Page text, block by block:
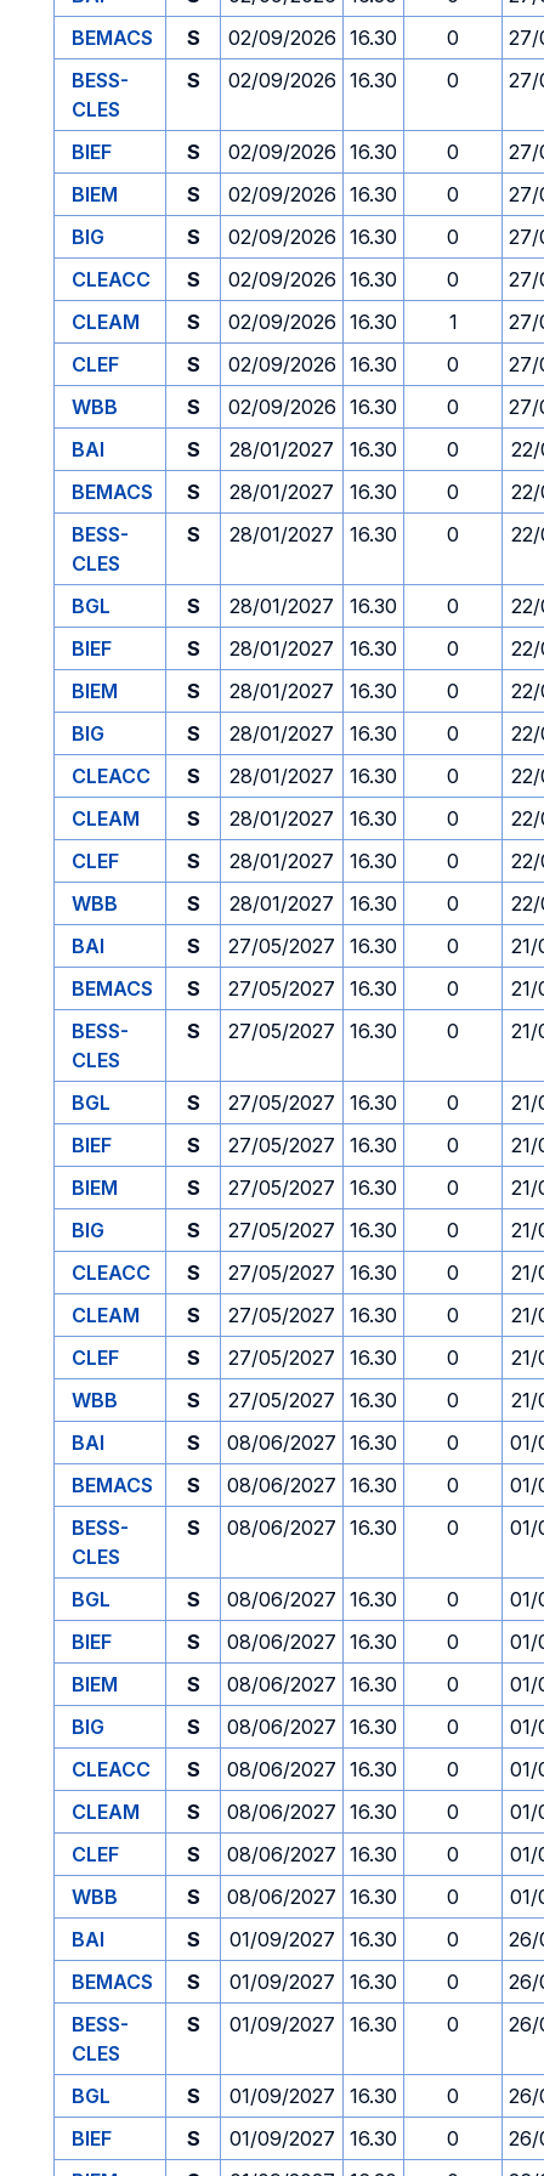
BEMACS
S 02/09/2026 16.30 0
27/
BESS-
CLES
S 02/09/2026 16.30 0 27/
BIEF S 02/09/2026 16.30 0
27/
BIEM
S 02/09/2026 16.30 0
27/
BIG
S 02/09/2026 16.30 0
27/
CLEACC
S 02/09/2026 16.30 0
27/
CLEAM
S 02/09/2026 16.30 1
27/
CLEF
S 02/09/2026 16.30 0
27/
WBB
S 02/09/2026 16.30 0
27/
BAI
S 28/01/2027 16.30 0
BEMACS
S 28/01/2027 16.30 0
BESS-
CLES
S 28/01/2027 16.30 0
BGL S 28/01/2027 16.30 0
BIEF
S 28/01/2027 16.30 0
BIEM
S 28/01/2027 16.30 0
BIG
S 28/01/2027 16.30 0
CLEACC
S 28/01/2027 16.30 0
CLEAM
S 28/01/2027 16.30 0
CLEF
S 28/01/2027 16.30 0
WBB
S 28/01/2027 16.30 0
BAI
S 27/05/2027 16.30 0
BEMACS
S 27/05/2027 16.30 0
BESS-
CLES
S 27/05/2027 16.30 0
BGL S 27/05/2027 16.30 0
BIEF
S 27/05/2027 16.30 0
BIEM
S 27/05/2027 16.30 0
BIG
S 27/05/2027 16.30 0
CLEACC
S 27/05/2027 16.30 0
CLEAM
S 27/05/2027 16.30 0
CLEF
S 27/05/2027 16.30 0
WBB
S 27/05/2027 16.30 0
BAI
S 08/06/2027 16.30 0
01/
BEMACS
S 08/06/2027 16.30 0
01/
BESS-
CLES
S 08/06/2027 16.30 0 01/
BGL S 08/06/2027 16.30 0
01/
BIEF
S 08/06/2027 16.30 0
01/
BIEM
S 08/06/2027 16.30 0
01/
BIG
S 08/06/2027 16.30 0
01/
CLEACC
S 08/06/2027 16.30 0
01/
CLEAM
S 08/06/2027 16.30 0
01/
CLEF
S 08/06/2027 16.30 0
01/
WBB
S 08/06/2027 16.30 0
01/
BAI
S 01/09/2027 16.30 0
26/
BEMACS
S 01/09/2027 16.30 0
26/
BESS-
CLES
S 01/09/2027 16.30 0 26/
BGL S 01/09/2027 16.30 0
26/
BIEF
S 01/09/2027 16.30 0
26/